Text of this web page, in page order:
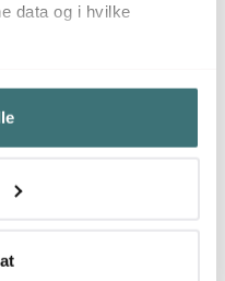
data og i hvilke
geografiske
være nøyaktig innenfor
å aktivt skanne den for
dine personlige